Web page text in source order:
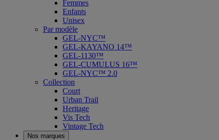
Femmes
Enfants
Unisex
Par modèle
GEL-NYC™
GEL-KAYANO 14™
GEL-1130™
GEL-CUMULUS 16™
GEL-NYC™ 2.0
Collection
Court
Urban Trail
Heritage
Vis Tech
Vintage Tech
Nos marques